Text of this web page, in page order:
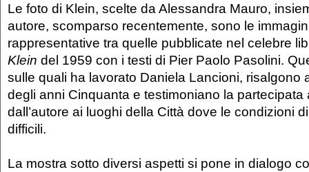
Le foto di Klein, scelte da Alessandra Mauro,
autore, scomparso recentemente, sono le
rappresentative tra quelle pubblicate nel celebre
Klein del 1959 con i testi di Pier Paolo Pasolini.
sulle quali ha lavorato Daniela Lancioni, risalgono
degli anni Cinquanta e testimoniano la partecipata
dall’autore ai luoghi della Città dove le condizioni
difficili.
La mostra sotto diversi aspetti si pone in dialogo